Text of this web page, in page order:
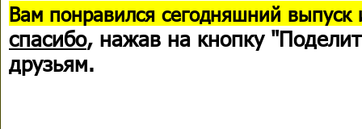
Вам понравился сегодняшний выпуск
спасибо, нажав на кнопку
друзьям.